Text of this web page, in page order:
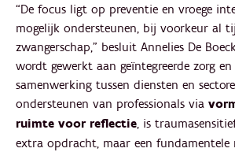
“De focus ligt op preventie en vroege
mogelijk ondersteunen, bij voorkeur al
zwangerschap,” besluit Annelies De
wordt gewerkt aan geïntegreerde zorg
samenwerking tussen diensten en
ondersteunen van professionals via
ruimte voor reflectie, is
extra opdracht, maar een fundamentele